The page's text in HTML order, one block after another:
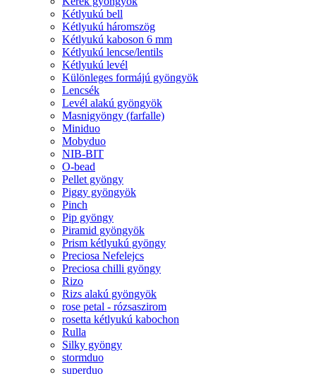
Kétlyukú bell
Kétlyukú háromszög
Kétlyukú kaboson 6 mm
Kétlyukú lencse/lentils
Kétlyukú levél
Különleges formájú gyöngyök
Lencsék
Levél alakú gyöngyök
Masnigyöngy (farfalle)
Miniduo
Mobyduo
NIB-BIT
O-bead
Pellet gyöngy
Piggy gyöngyök
Pinch
Pip gyöngy
Piramid gyöngyök
Prism kétlyukú gyöngy
Preciosa Nefelejcs
Preciosa chilli gyöngy
Rizo
Rizs alakú gyöngyök
rose petal - rózsaszirom
rosetta kétlyukú kabochon
Rulla
Silky gyöngy
stormduo
superduo